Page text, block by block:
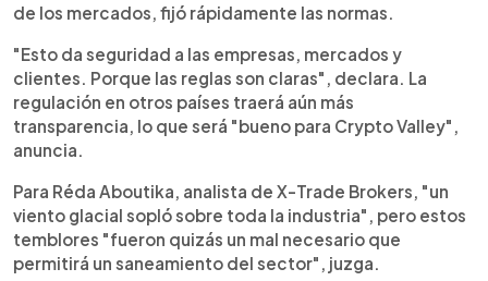
de los mercados, fijó rápidamente las normas.
"Esto da seguridad a las empresas, mercados y
clientes. Porque las reglas son claras", declara. La
regulación en otros países traerá aún más
transparencia, lo que será "bueno para Crypto Valley",
anuncia.
Para Réda Aboutika, analista de X-Trade Brokers, "un
viento glacial sopló sobre toda la industria", pero estos
temblores "fueron quizás un mal necesario que
permitirá un saneamiento del sector", juzga.